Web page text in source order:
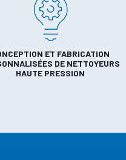
ET FABRICATION
DE NETTOYEURS
HAUTE PRESSION